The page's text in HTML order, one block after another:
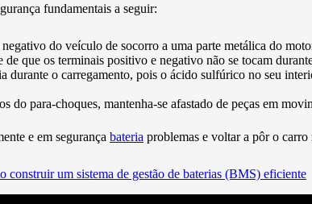
fundamentais a seguir:
do veículo de socorro a uma parte metálica do
de que os terminais positivo e negativo não se tocam
durante o carregamento, pois o ácido sulfúrico no seu
do para-choques, mantenha-se afastado de peças em
e em segurança bateria problemas e voltar a pôr o carro
construir um sistema de gestão de baterias (BMS) eficiente